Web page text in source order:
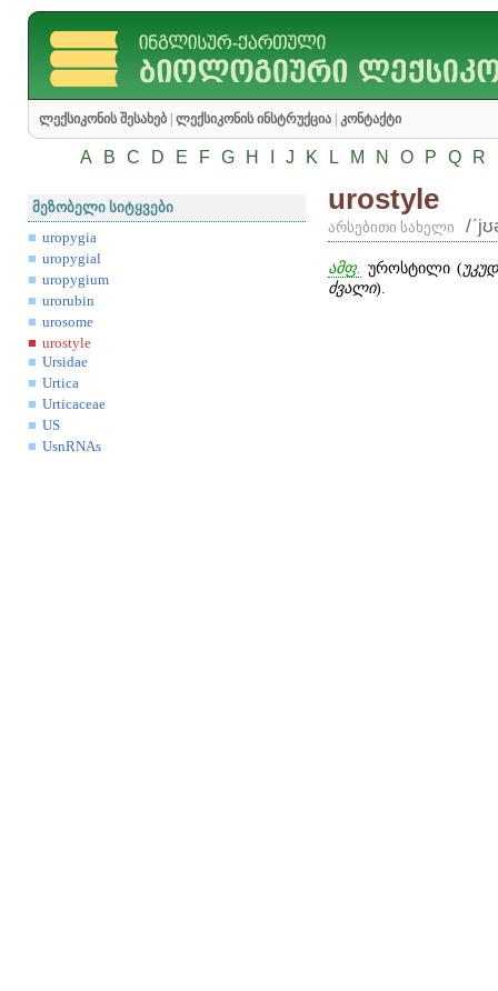
ლექსიკონის შესახებ ლექსიკონის ინსტრუქცია კონტაქტი
A B C D E F G H J K L M N O P Q R
მეზობელი სიტყვები
uropygia
uropygial
uropygium
urorubin
urosome
urostyle
Ursidae
Urtica
Urticaceae
US
UsnRNAs
urostyle
არსებითი სახელი /
ამფ. უროსტილი (
ძვალი).